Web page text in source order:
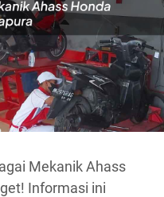
Mekanik Ahass
Informasi ini